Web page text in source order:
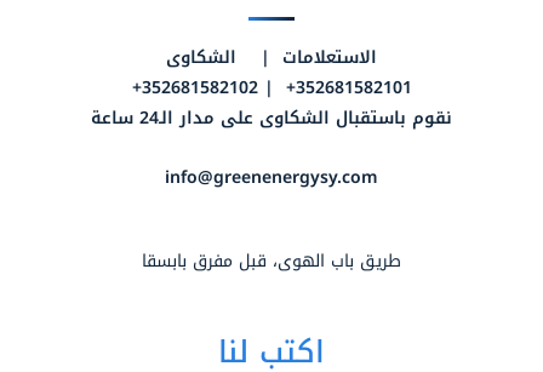
الاستعلامات | الشكاوى
352681582101+ | 352681582102+
نقوم باستقبال الشكاوى على مدار الـ24 ساعة
info@greenenergysy.com
طريق باب الهوى، قبل مفرق بابسقا
اكتب لنا